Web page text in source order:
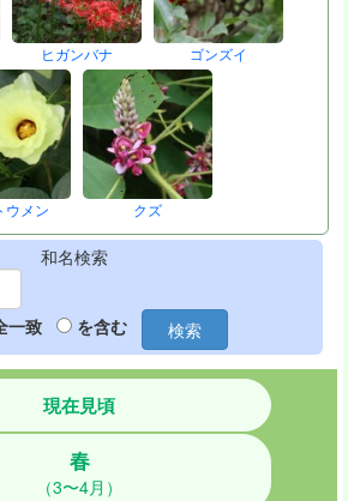
ヒガンバナ ゴンズイ
ウメン クズ
和名検索
一致 を含む 検索
現在見頃
春
（3〜4月）